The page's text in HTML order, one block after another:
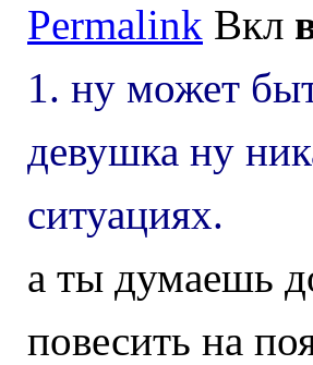
Permalink Вкл
1. ну может
девушка ну
ситуациях.
а ты думаешь
повесить на